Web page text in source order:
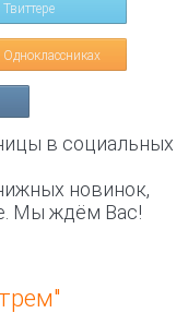
Твиттере
Одноклассниках
в социальных
новинок,
Мы ждём Вас!